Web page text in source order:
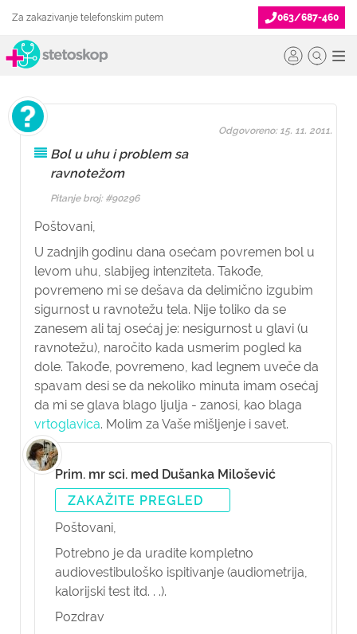
Za zakazivanje telefonskim putem 063/687-460
Bol u uhu i problem sa
ravnotežom
Pitanje broj: #90296
Poštovani,
U zadnjih godinu dana osećam povremen bol u
levom uhu, slabijeg intenziteta. Takođe,
povremeno mi se dešava da delimično izgubim
sigurnost u ravnotežu tela. Nije toliko da se
zanesem ali taj osećaj je: nesigurnost u glavi (u
ravnotežu), naročito kada usmerim pogled ka
dole. Takođe, povremeno, kad legnem uveče da
spavam desi se da nekoliko minuta imam osećaj
da mi se glava blago ljulja - zanosi, kao blaga
vrtoglavica. Molim za Vaše mišljenje i savet.
Odgovoreno: 15. 11. 2011.
Prim. mr sci. med Dušanka Milošević
ZAKAŽITE PREGLED
Poštovani,
Potrebno je da uradite kompletno
audiovestibuloško ispitivanje (audiometrija,
kalorijski test itd. . .).
Pozdrav